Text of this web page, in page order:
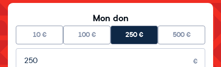
Mon don
10 € 100 € 250€ 500 €
Montant libre
€